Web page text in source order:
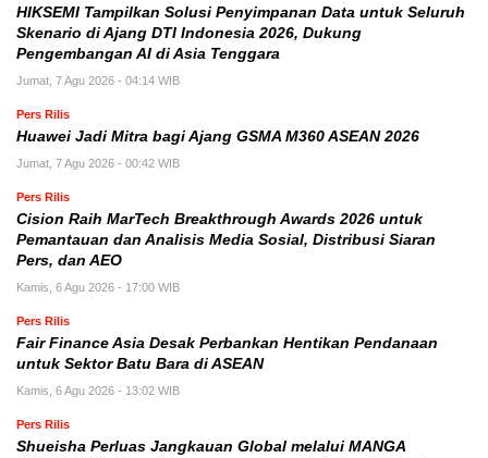
HIKSEMI Tampilkan Solusi Penyimpanan Data untuk Seluruh
Skenario di Ajang DTI Indonesia 2026, Dukung
Pengembangan AI di Asia Tenggara
Jumat, 7 Agu 2026 - 04:14 WIB
Pers Rilis
Huawei Jadi Mitra bagi Ajang GSMA M360 ASEAN 2026
Jumat, 7 Agu 2026 - 00:42 WIB
Pers Rilis
Cision Raih MarTech Breakthrough Awards 2026 untuk
Pemantauan dan Analisis Media Sosial, Distribusi Siaran
Pers, dan AEO
Kamis, 6 Agu 2026 - 17:00 WIB
Pers Rilis
Fair Finance Asia Desak Perbankan Hentikan Pendanaan
untuk Sektor Batu Bara di ASEAN
Kamis, 6 Agu 2026 - 13:02 WIB
Pers Rilis
Shueisha Perluas Jangkauan Global melalui MANGA